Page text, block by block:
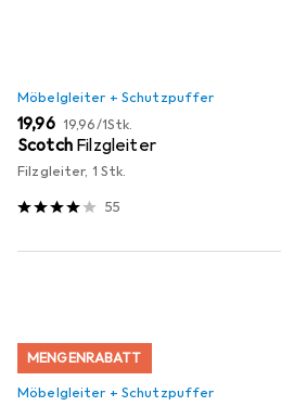
Möbelgleiter + Schutzpuffer
EUR
19,96 EUR
19,96/1Stk.
Scotch Filzgleiter
Filzgleiter, 1 Stk.
55
MENGENRABATT
Möbelgleiter + Schutzpuffer